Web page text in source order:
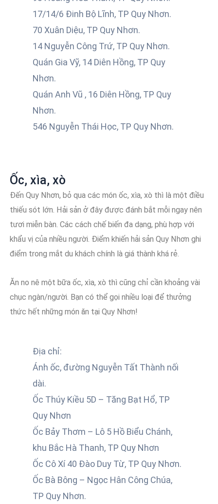
17/14/6 Đinh Bộ Lĩnh, TP Quy Nhơn.
70 Xuân Diệu, TP Quy Nhơn.
14 Nguyễn Công Trứ, TP Quy Nhơn.
Quán Gia Vỹ, 14 Diên Hồng, TP Quy
Nhơn.
Quán Anh Vũ , 16 Diên Hồng, TP Quy
Nhơn.
546 Nguyễn Thái Học, TP Quy Nhơn.
Ốc, xìa, xò
Đến Quy Nhơn, bỏ qua các món ốc, xìa, xò thì là một điều
thiếu sót lớn. Hải sản ở đây được đánh bắt mỗi ngay nên
tươi miễn bàn. Các cách chế biến đa dạng, phù hợp với
khẩu vị của nhiều người. Điểm khiến hải sản Quy Nhơn ghi
điểm trong mắt du khách chính là giá thành khá rẻ.
Ăn no nê một bữa ốc, xìa, xò thì cũng chỉ cần khoảng vài
chục ngàn/người. Bạn có thể gọi nhiều loại để thưởng
thức hết những món ăn tại Quy Nhơn!
Địa chỉ:
Ánh ốc, đường Nguyễn Tất Thành nối
dài.
Ốc Thúy Kiều 5D – Tăng Bạt Hổ, TP
Quy Nhơn
Ốc Bảy Thơm – Lô 5 Hồ Biểu Chánh,
khu Bắc Hà Thanh, TP Quy Nhơn
Ốc Cô Xí 40 Đào Duy Từ, TP Quy Nhơn.
Ốc Bà Bông – Ngọc Hân Công Chúa,
TP Quy Nhơn.